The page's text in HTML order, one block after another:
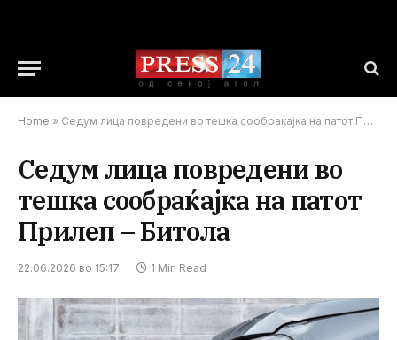
Home » Седум лица повредени во тешка сообраќајка на патот Прилеп – Битола
Седум лица повредени во
тешка сообраќајка на патот
Прилеп – Битола
22.06.2026 во 15:17 1 Min Read